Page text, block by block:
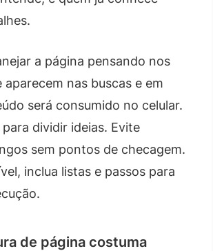
a página pensando nos
aparecem nas buscas e em
será consumido no celular.
dividir ideias. Evite
sem pontos de checagem.
inclua listas e passos para
de página costuma